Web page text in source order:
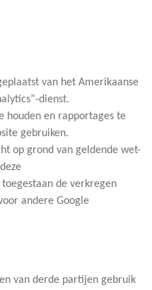
van het Amerikaanse
dienst.
houden en rapportages te
gebruiken.
op grond van geldende wet-
de verkregen
andere Google
van derde partijen gebruik